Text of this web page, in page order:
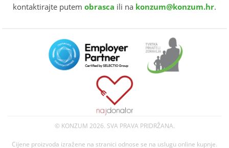
kontaktirajte putem obrasca ili na konzum@konzum.hr.
© KONZUM 2026. SVA PRAVA PRIDRŽANA.
Cijene proizvoda izražene na stranici odnose se na uslugu online kupnje.